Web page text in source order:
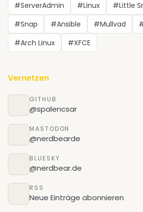
#ServerAdmin #Linux #Little
#Snap
#Ansible #Mullvad
#Arch Linux
#XFCE
Vernetzen
GITHUB
@spalencsar
MASTODON
@nerdbearde
BLUESKY
@nerdbear.de
RSS
Neue Einträge abonnieren